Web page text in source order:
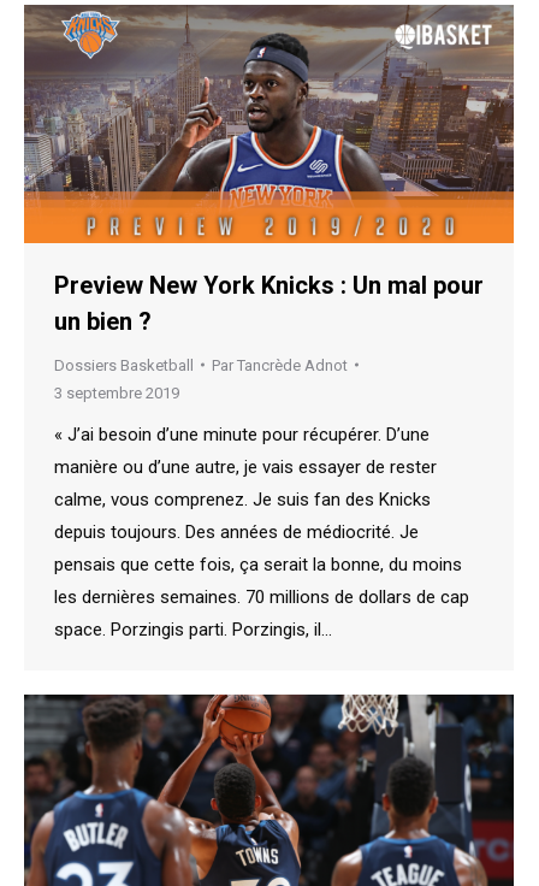
Preview New York Knicks : Un mal pour
un bien ?
Dossiers Basketball Par Tancrède Adnot
3 septembre 2019
« J’ai besoin d’une minute pour récupérer. D’une
manière ou d’une autre, je vais essayer de rester
calme, vous comprenez. Je suis fan des Knicks
depuis toujours. Des années de médiocrité. Je
pensais que cette fois, ça serait la bonne, du moins
les dernières semaines. 70 millions de dollars de cap
space. Porzingis parti. Porzingis, il…